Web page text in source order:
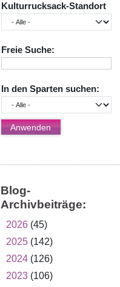
Kulturrucksack-Standort
Freie Suche:
In den Sparten suchen:
Blog-
Archivbeiträge:
2026 (45)
2025 (142)
2024 (126)
2023 (106)